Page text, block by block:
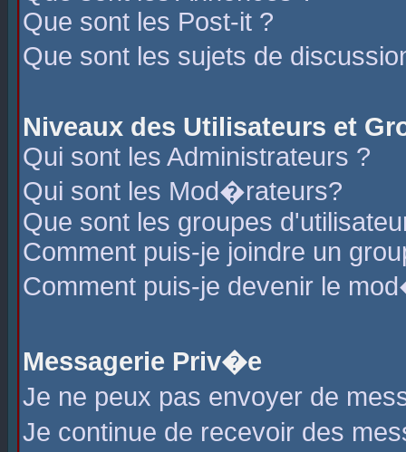
Que sont les Post-it ?
Que sont les sujets de
Niveaux des Utilisateurs et
Qui sont les Administrateurs ?
Qui sont les Mod�rateurs?
Que sont les groupes
Comment puis-je joindre un
Comment puis-je devenir le
Messagerie Priv�e
Je ne peux pas envoyer de
Je continue de recevoir des